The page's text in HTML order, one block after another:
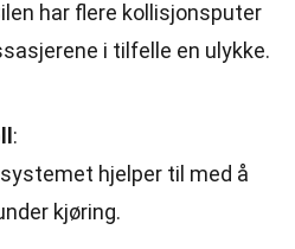
har flere kollisjonsputer
i tilfelle en ulykke.
:
hjelper til med å
kjøring.